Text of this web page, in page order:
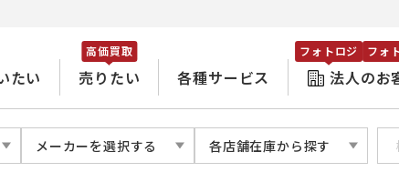
たい 売りたい
高価買取
各種サービス 法人のお
フォトロジ フォ
メーカーを選択する 各店舗在庫から探す